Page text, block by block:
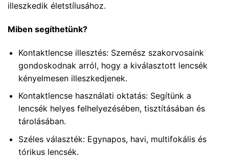
illeszkedik életstílusához.
Miben segíthetünk?
Kontaktlencse illesztés: Szemész szakorvosaink
gondoskodnak arról, hogy a kiválasztott lencsék
kényelmesen illeszkedjenek.
Kontaktlencse használati oktatás: Segítünk a
lencsék helyes felhelyezésében, tisztításában és
tárolásában.
Széles választék: Egynapos, havi, multifokális és
tórikus lencsék.